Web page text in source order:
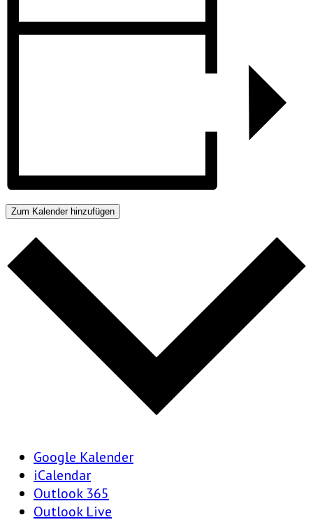
Zum Kalender hinzufügen
Google Kalender
iCalendar
Outlook 365
Outlook Live